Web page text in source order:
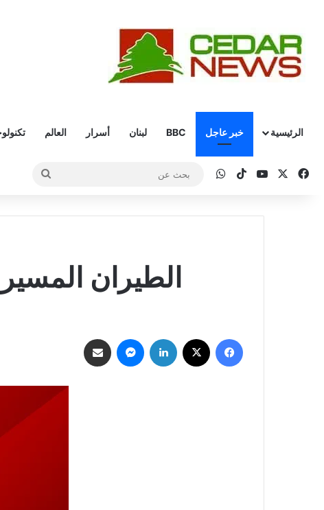
الرئيسية خبر عاجل BBC لبنان أسرار العالم
فيسبوك ‫YouTube
‫TikTokواتساب
بحث
الطيران
فيسبوك لينكدإن ماسنجر